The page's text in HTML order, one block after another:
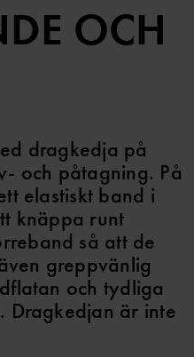
OCH
dragkedja på
och påtagning. På
elastiskt band i
knäppa runt
så att de
greppvänlig
och tydliga
Dragkedjan är inte